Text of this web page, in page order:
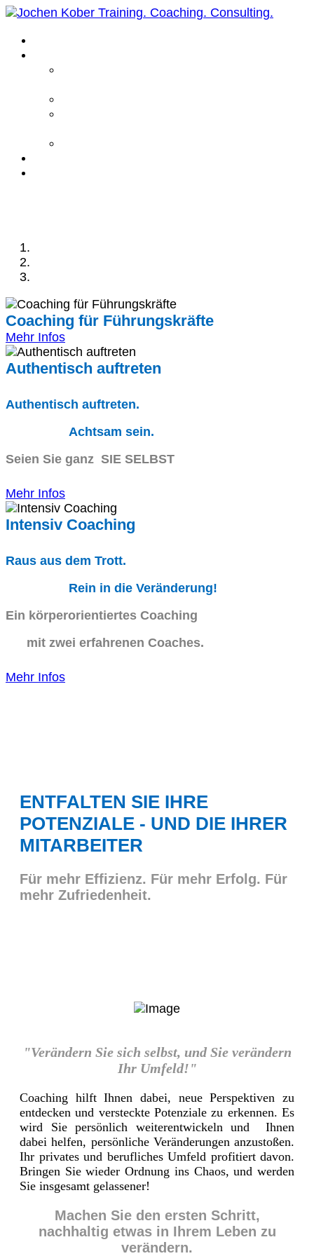
Coaching für Führungskräfte
Mehr Infos
Authentisch auftreten
Authentisch auftreten.
Achtsam sein.
Seien Sie ganz SIE SELBST
Mehr Infos
Intensiv Coaching
Raus aus dem Trott.
Rein in die Veränderung!
Ein körperorientiertes Coaching
mit zwei erfahrenen Coaches.
Mehr Infos
ENTFALTEN SIE IHRE
POTENZIALE - UND DIE IHRER
MITARBEITER
Für mehr Effizienz. Für mehr Erfolg. Für
mehr Zufriedenheit.
"Verändern Sie sich selbst, und Sie verändern
Ihr Umfeld!"
Coaching hilft Ihnen dabei, neue Perspektiven zu
entdecken und versteckte Potenziale zu erkennen. Es
wird Sie persönlich weiterentwickeln und Ihnen
dabei helfen, persönliche Veränderungen anzustoßen.
Ihr privates und berufliches Umfeld profitiert davon.
Bringen Sie wieder Ordnung ins Chaos, und werden
Sie insgesamt gelassener!
Machen Sie den ersten Schritt,
nachhaltig etwas in Ihrem Leben zu
verändern.